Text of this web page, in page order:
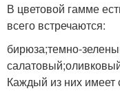
В цветовой гамме
всего встречаются:
бирюза;темно-
Каждый из них имеет